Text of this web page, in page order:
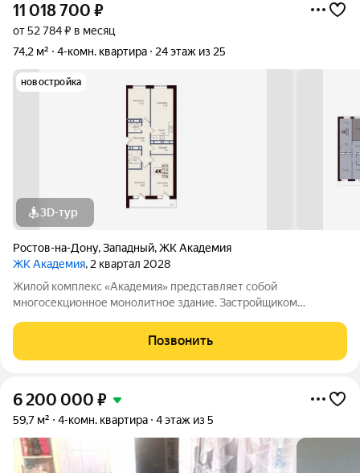
11 018 700 ₽
от 52 784 ₽ в месяц
74,2 м²
4-комн. квартира 24 этаж из 25
новостройка
3D-тур
Ростов-на-Дону,Западный,ЖК Академия
ЖК Академия, 2 квартал 2028
Жилой комплекс «Академия» представляет собой
многосекционное монолитное здание. Застройщиком
не осуществляется. Благоустройство прилегающей
территории включает в себя организацию детских игровых
Позвонить
6 200 000 ₽
59,7 м² 4-комн. квартира 4 этаж из 5